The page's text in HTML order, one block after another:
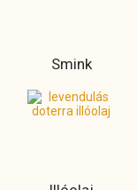
Smink